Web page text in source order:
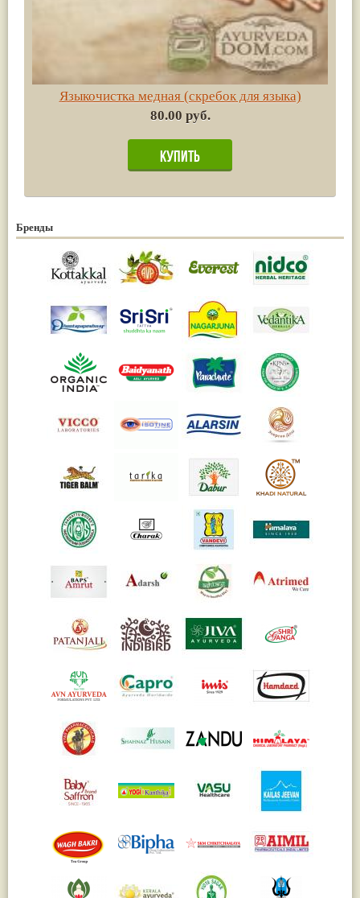
Языкочистка медная (скребок для языка)
80.00 руб.
Бренды